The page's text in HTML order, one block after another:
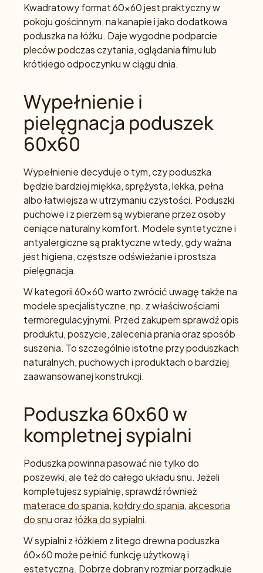
Kwadratowy format 60x60 jest praktyczny w
pokoju gościnnym, na kanapie i jako dodatkowa
poduszka na łóżku. Daje wygodne podparcie
pleców podczas czytania, oglądania filmu lub
krótkiego odpoczynku w ciągu dnia.
Wypełnienie i
pielęgnacja poduszek
60x60
Wypełnienie decyduje o tym, czy poduszka
będzie bardziej miękka, sprężysta, lekka, pełna
albo łatwiejsza w utrzymaniu czystości. Poduszki
puchowe i z pierzem są wybierane przez osoby
ceniące naturalny komfort. Modele syntetyczne i
antyalergiczne są praktyczne wtedy, gdy ważna
jest higiena, częstsze odświeżanie i prostsza
pielęgnacja.
W kategorii 60x60 warto zwrócić uwagę także na
modele specjalistyczne, np. z właściwościami
termoregulacyjnymi. Przed zakupem sprawdź opis
produktu, poszycie, zalecenia prania oraz sposób
suszenia. To szczególnie istotne przy poduszkach
naturalnych, puchowych i produktach o bardziej
zaawansowanej konstrukcji.
Poduszka 60x60 w
kompletnej sypialni
Poduszka powinna pasować nie tylko do
poszewki, ale też do całego układu snu. Jeżeli
kompletujesz sypialnię, sprawdź również
materace do spania,kołdry do spania,akcesoria
do snuorazłóżka do sypialni.
W sypialni z łóżkiem z litego drewna poduszka
60x60 może pełnić funkcję użytkową i
estetyczną. Dobrze dobrany rozmiar porządkuje